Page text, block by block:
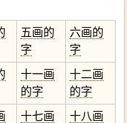
五画的
字
六画的
字
十一画
的字
十二画
的字
十七画
十八画